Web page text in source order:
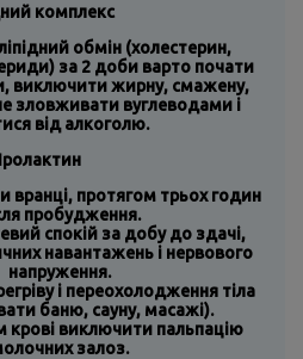
комплекс
обмін (холестерин,
за 2 доби варто почати
виключити жирну, смажену,
зловживати вуглеводами і
від алкоголю.
вранці, протягом трьох годин
пробудження.
спокій за добу до здачі,
навантажень і нервового
напруження.
і переохолодження тіла
баню, сауну, масажі).
крові виключити пальпацію
залоз.